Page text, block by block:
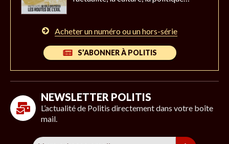
Acheter un numéro ou un hors-série
S’ABONNER À POLITIS
NEWSLETTER POLITIS
L’actualité de Politis directement dans votre boîte
mail.